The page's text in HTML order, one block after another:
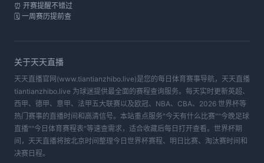
⏰ 开赛提醒不错过
🗓️ 一周赛历提前查
关于天天直播
天天直播官网(www.tiantianzhibo.live)是您的每日体育赛事导航，天天直播
tiantianzhibo.live 为球迷提供最全面的赛程查询服务。每天实时更新英超、
西甲、德甲、意甲、法甲五大联赛以及欧冠、NBA、CBA、2026 世界杯等
热门赛事的直播时间和高清信号。本站重点服务"今天有什么比赛""今晚足球
直播""今日体育赛程表"等速查需求，适合收藏后每日打开查看。世界杯期
间，天天直播将按北京时间整理今日世界杯赛程、明日比赛、淘汰赛时间和
决赛日程。